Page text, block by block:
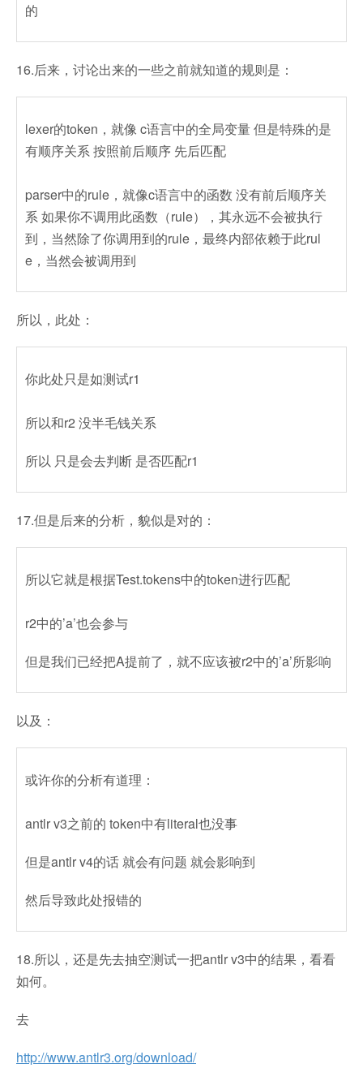
的
16.后来，讨论出来的一些之前就知道的规则是：
lexer的token，就像 c语言中的全局变量 但是特殊的是
有顺序关系 按照前后顺序 先后匹配
parser中的rule，就像c语言中的函数 没有前后顺序关
系 如果你不调用此函数（rule），其永远不会被执行
到，当然除了你调用到的rule，最终内部依赖于此rul
e，当然会被调用到
所以，此处：
你此处只是如测试r1
所以和r2 没半毛钱关系
所以 只是会去判断 是否匹配r1
17.但是后来的分析，貌似是对的：
所以它就是根据Test.tokens中的token进行匹配
r2中的’a’也会参与
但是我们已经把A提前了，就不应该被r2中的’a’所影响
以及：
或许你的分析有道理：
antlr v3之前的 token中有literal也没事
但是antlr v4的话 就会有问题 就会影响到
然后导致此处报错的
18.所以，还是先去抽空测试一把antlr v3中的结果，看看
如何。
去
http://www.antlr3.org/download/